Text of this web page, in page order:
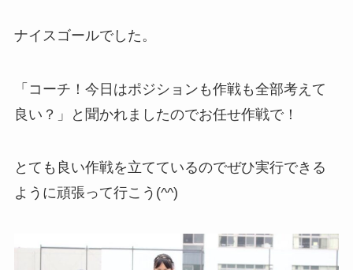
ナイスゴールでした。
「コーチ！今日はポジションも作戦も全部考えて
良い？」と聞かれましたのでお任せ作戦で！
とても良い作戦を立てているのでぜひ実行できる
ように頑張って行こう(^^)